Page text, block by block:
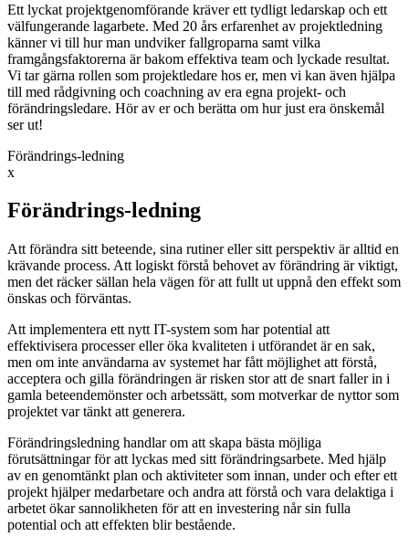
Ett lyckat projektgenomförande kräver ett tydligt ledarskap och ett
välfungerande lagarbete. Med 20 års erfarenhet av projektledning
känner vi till hur man undviker fallgroparna samt vilka
framgångsfaktorerna är bakom effektiva team och lyckade resultat.
Vi tar gärna rollen som projektledare hos er, men vi kan även hjälpa
till med rådgivning och coachning av era egna projekt- och
förändringsledare. Hör av er och berätta om hur just era önskemål
ser ut!
Förändrings-ledning
x
Förändrings-ledning
Att förändra sitt beteende, sina rutiner eller sitt perspektiv är alltid en
krävande process. Att logiskt förstå behovet av förändring är viktigt,
men det räcker sällan hela vägen för att fullt ut uppnå den effekt som
önskas och förväntas.
Att implementera ett nytt IT-system som har potential att
effektivisera processer eller öka kvaliteten i utförandet är en sak,
men om inte användarna av systemet har fått möjlighet att förstå,
acceptera och gilla förändringen är risken stor att de snart faller in i
gamla beteendemönster och arbetssätt, som motverkar de nyttor som
projektet var tänkt att generera.
Förändringsledning handlar om att skapa bästa möjliga
förutsättningar för att lyckas med sitt förändringsarbete. Med hjälp
av en genomtänkt plan och aktiviteter som innan, under och efter ett
projekt hjälper medarbetare och andra att förstå och vara delaktiga i
arbetet ökar sannolikheten för att en investering når sin fulla
potential och att effekten blir bestående.